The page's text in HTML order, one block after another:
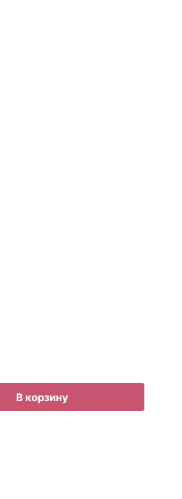
В корзину